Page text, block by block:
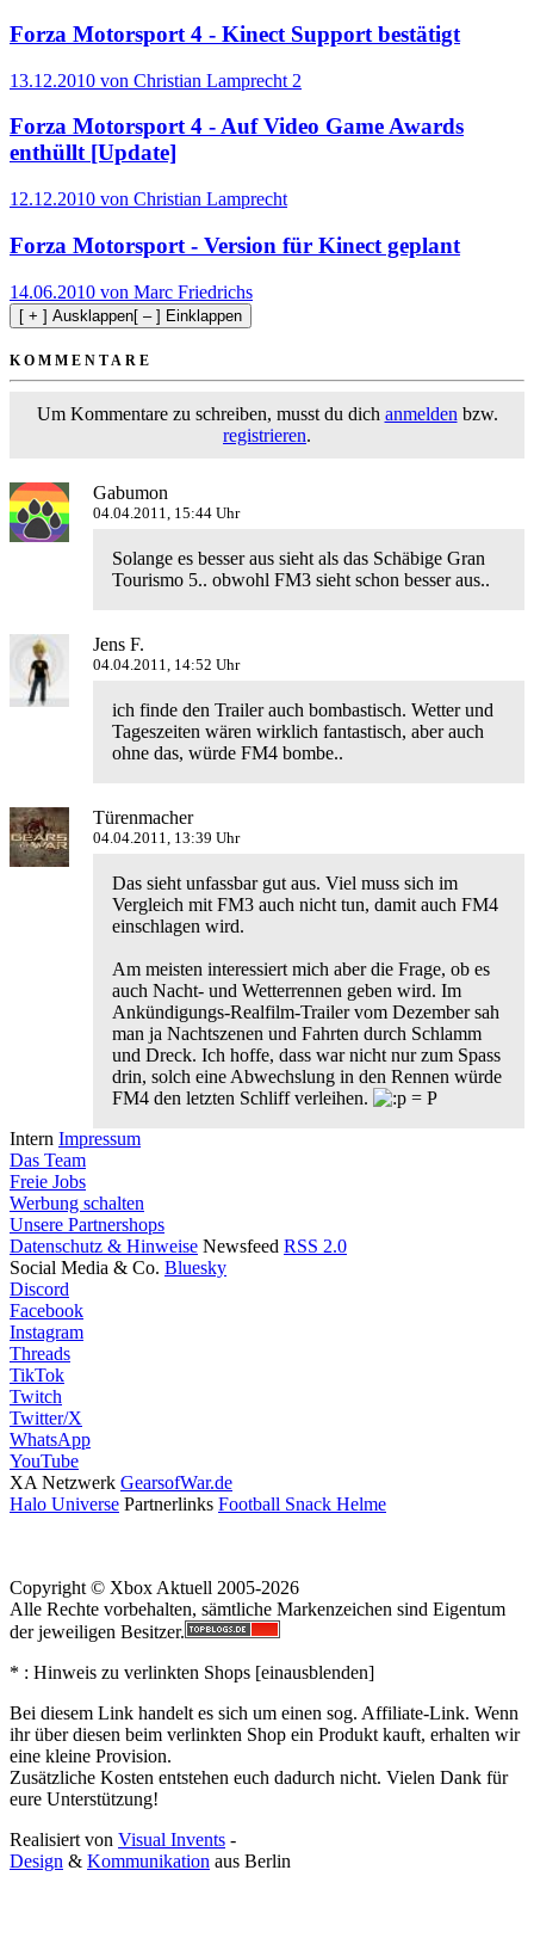
Forza Motorsport 4 - Kinect Support bestätigt
13.12.2010 von Christian Lamprecht 2
Forza Motorsport 4 - Auf Video Game Awards
enthüllt [Update]
12.12.2010 von Christian Lamprecht
Forza Motorsport - Version für Kinect geplant
14.06.2010 von Marc Friedrichs
[ + ] Ausklappen[ – ] Einklappen
KOMMENTARE
Um Kommentare zu schreiben, musst du dich anmelden bzw.
registrieren.
Gabumon
04.04.2011, 15:44 Uhr
Solange es besser aus sieht als das Schäbige Gran
Tourismo 5.. obwohl FM3 sieht schon besser aus..
Jens F.
04.04.2011, 14:52 Uhr
ich finde den Trailer auch bombastisch. Wetter und
Tageszeiten wären wirklich fantastisch, aber auch
ohne das, würde FM4 bombe..
Türenmacher
04.04.2011, 13:39 Uhr
Das sieht unfassbar gut aus. Viel muss sich im
Vergleich mit FM3 auch nicht tun, damit auch FM4
einschlagen wird.
Am meisten interessiert mich aber die Frage, ob es
auch Nacht- und Wetterrennen geben wird. Im
Ankündigungs-Realfilm-Trailer vom Dezember sah
man ja Nachtszenen und Fahrten durch Schlamm
und Dreck. Ich hoffe, dass war nicht nur zum Spass
drin, solch eine Abwechslung in den Rennen würde
FM4 den letzten Schliff verleihen.
Intern Impressum
Das Team
Freie Jobs
Werbung schalten
Unsere Partnershops
Datenschutz & Hinweise Newsfeed RSS 2.0
Social Media & Co. Bluesky
Discord
Facebook
Instagram
Threads
TikTok
Twitch
Twitter/X
WhatsApp
YouTube
XA Netzwerk GearsofWar.de
Halo Universe Partnerlinks Football Snack Helme
Copyright © Xbox Aktuell 2005-2026
Alle Rechte vorbehalten, sämtliche Markenzeichen sind Eigentum
der jeweiligen Besitzer.
* : Hinweis zu verlinkten Shops [einausblenden]
Bei diesem Link handelt es sich um einen sog. Affiliate-Link. Wenn
ihr über diesen beim verlinkten Shop ein Produkt kauft, erhalten wir
eine kleine Provision.
Zusätzliche Kosten entstehen euch dadurch nicht. Vielen Dank für
eure Unterstützung!
Realisiert von Visual Invents -
Design & Kommunikation aus Berlin